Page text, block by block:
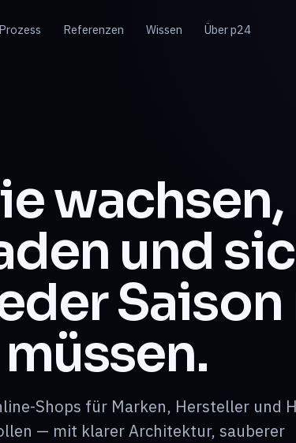
Prozess Referenzen Wissen Über p24
wachsen,
und
Saison
Shops für Marken, Hersteller und
— mit klarer Architektur, sauberer